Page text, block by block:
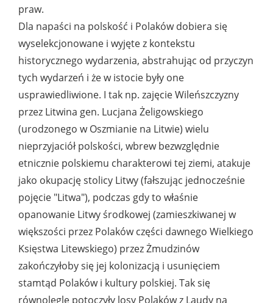
praw.
Dla napaści na polskość i Polaków dobiera się
wyselekcjonowane i wyjęte z kontekstu
historycznego wydarzenia, abstrahując od przyczyn
tych wydarzeń i że w istocie były one
usprawiedliwione. I tak np. zajęcie Wileńszczyzny
przez Litwina gen. Lucjana Żeligowskiego
(urodzonego w Oszmianie na Litwie) wielu
nieprzyjaciół polskości, wbrew bezwzględnie
etnicznie polskiemu charakterowi tej ziemi, atakuje
jako okupację stolicy Litwy (fałszując jednocześnie
pojęcie "Litwa"), podczas gdy to właśnie
opanowanie Litwy środkowej (zamieszkiwanej w
większości przez Polaków części dawnego Wielkiego
Księstwa Litewskiego) przez Żmudzinów
zakończyłoby się jej kolonizacją i usunięciem
stamtąd Polaków i kultury polskiej. Tak się
równolegle potoczyły losy Polaków z Laudy na